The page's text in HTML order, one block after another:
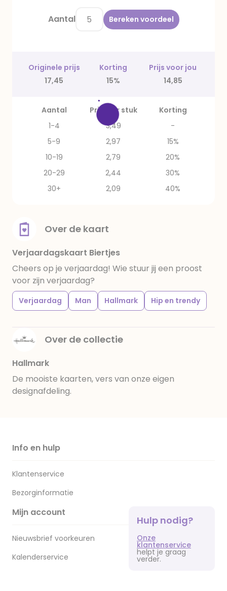
Aantal Bereken voordeel
Originele prijs Korting
Prijs voor jou
17,45
15% 14,85
Aantal Prijs per stuk
Korting
1-4
3,49
-
5-9
2,97
15%
10-19
2,79
20%
20-29
2,44
30%
30+
2,09 40%
Over de kaart
Verjaardagskaart Biertjes
Cheers op je verjaardag! Wie stuur jij een proost
voor zijn verjaardag?
Verjaardag Man Hallmark Hip en trendy
Over de collectie
Hallmark
De mooiste kaarten, vers van onze eigen
designafdeling.
Info en hulp
Klantenservice
Bezorginformatie
Mijn account
Nieuwsbrief voorkeuren
Kalenderservice
Hulp nodig?
Onze
klantenservice
helpt je graag
verder.